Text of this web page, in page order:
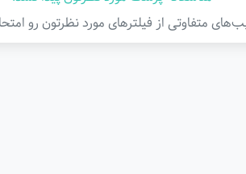
متفاوتی از فیلتر‌های مورد نظرتون رو